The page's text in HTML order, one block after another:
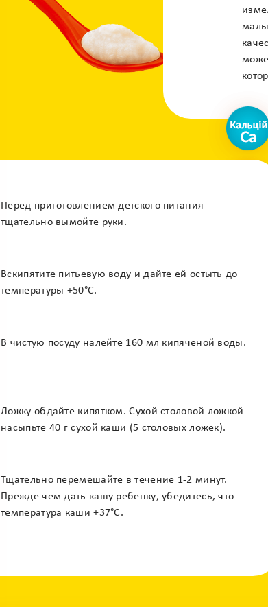
Горячая линия
Перед приготовлением детского питания
тщательно вымойте руки.
Вскипятите питьевую воду и дайте ей остыть до
температуры +50°С.
В чистую посуду налейте 160 мл кипяченой воды.
Ложку обдайте кипятком. Сухой столовой ложкой
насыпьте 40 г сухой каши (5 столовых ложек).
Тщательно перемешайте в течение 1-2 минут.
Прежде чем дать кашу ребенку, убедитесь, что
температура каши +37°С.